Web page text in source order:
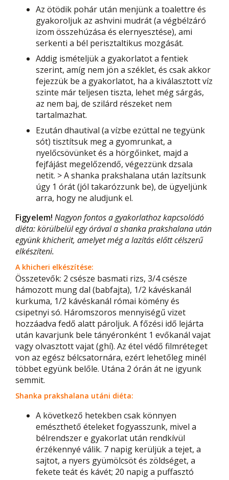
Az ötödik pohár után menjünk a toalettre és
gyakoroljuk az ashvini mudrát (a végbélzáró
izom összehúzása és elernyesztése), ami
serkenti a bél perisztaltikus mozgását.
Addig ismételjük a gyakorlatot a fentiek
szerint, amíg nem jön a széklet, és csak akkor
fejezzük be a gyakorlatot, ha a kiválasztott víz
szinte már teljesen tiszta, lehet még sárgás,
az nem baj, de szilárd részeket nem
tartalmazhat.
Ezután dhautival (a vízbe ezúttal ne tegyünk
sót) tisztítsuk meg a gyomrunkat, a
nyelőcsövünket és a hörgőinket, majd a
fejfájást megelőzendő, végezzünk dzsala
netit. > A shanka prakshalana után lazítsunk
úgy 1 órát (jól takarózzunk be), de ügyeljünk
arra, hogy ne aludjunk el.
Figyelem! Nagyon fontos a gyakorlathoz kapcsolódó
diéta: körülbelül egy órával a shanka prakshalana után
együnk khicherit, amelyet még a lazítás előtt célszerű
elkészíteni.
A khicheri elkészítése:
Összetevők: 2 csésze basmati rizs, 3/4 csésze
hámozott mung dal (babfajta), 1/2 kávéskanál
kurkuma, 1/2 kávéskanál római kömény és
csipetnyi só. Háromszoros mennyiségű vizet
hozzáadva fedő alatt pároljuk. A főzési idő lejárta
után kavarjunk bele tányéronként 1 evőkanál vajat
vagy olvasztott vajat (ghí). Az étel védő filmréteget
von az egész bélcsatornára, ezért lehetőleg minél
többet együnk belőle. Utána 2 órán át ne igyunk
semmit.
Shanka prakshalana utáni diéta:
A következő hetekben csak könnyen
emészthető ételeket fogyasszunk, mivel a
bélrendszer e gyakorlat után rendkívül
érzékennyé válik. 7 napig kerüljük a tejet, a
sajtot, a nyers gyümölcsöt és zöldséget, a
fekete teát és kávét; 20 napig a puffasztó